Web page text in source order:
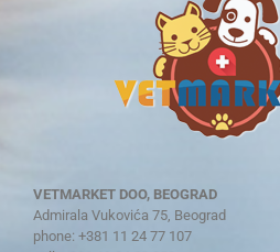
VETMARKET DOO, BEOGRAD
Admirala Vukovića 75, Beograd
phone: +381 11 24 77 107